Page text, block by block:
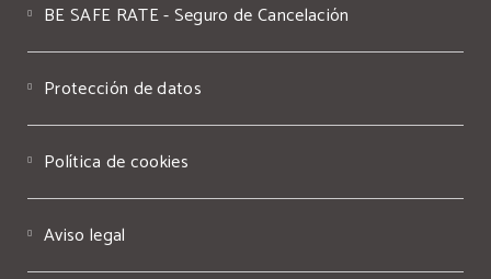
BE SAFE RATE - Seguro de Cancelación
Protección de datos
Política de cookies
Aviso legal